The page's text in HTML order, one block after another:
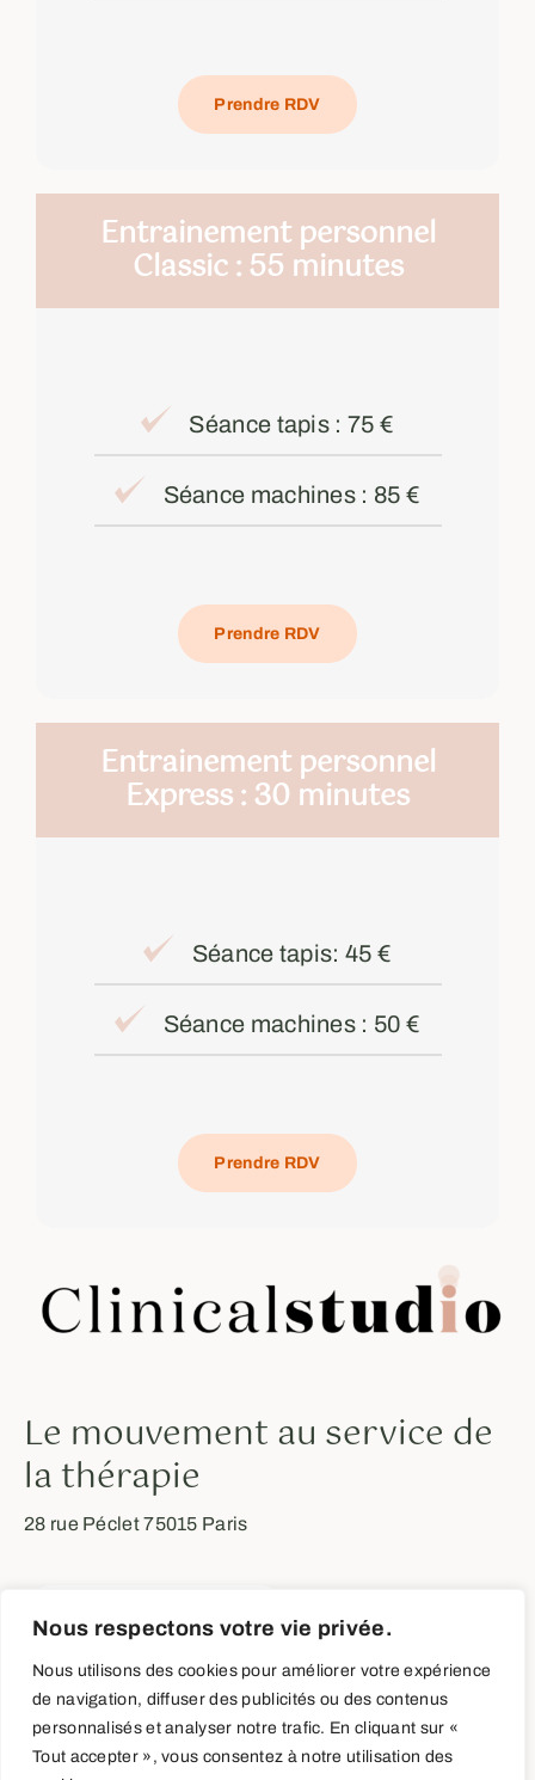
Nous respectons votre vie privée.
Nous utilisons des cookies pour améliorer votre expérience
de navigation, diffuser des publicités ou des contenus
personnalisés et analyser notre trafic. En cliquant sur «
Tout accepter », vous consentez à notre utilisation des
Prendre RDV
Entrainement personnel
Classic : 55 minutes
Séance tapis : 75 €
Séance machines : 85 €
Prendre RDV
Entrainement personnel
Express : 30 minutes
Séance tapis: 45 €
Séance machines : 50 €
Prendre RDV
Le mouvement au service de
la thérapie
28 rue Péclet 75015 Paris